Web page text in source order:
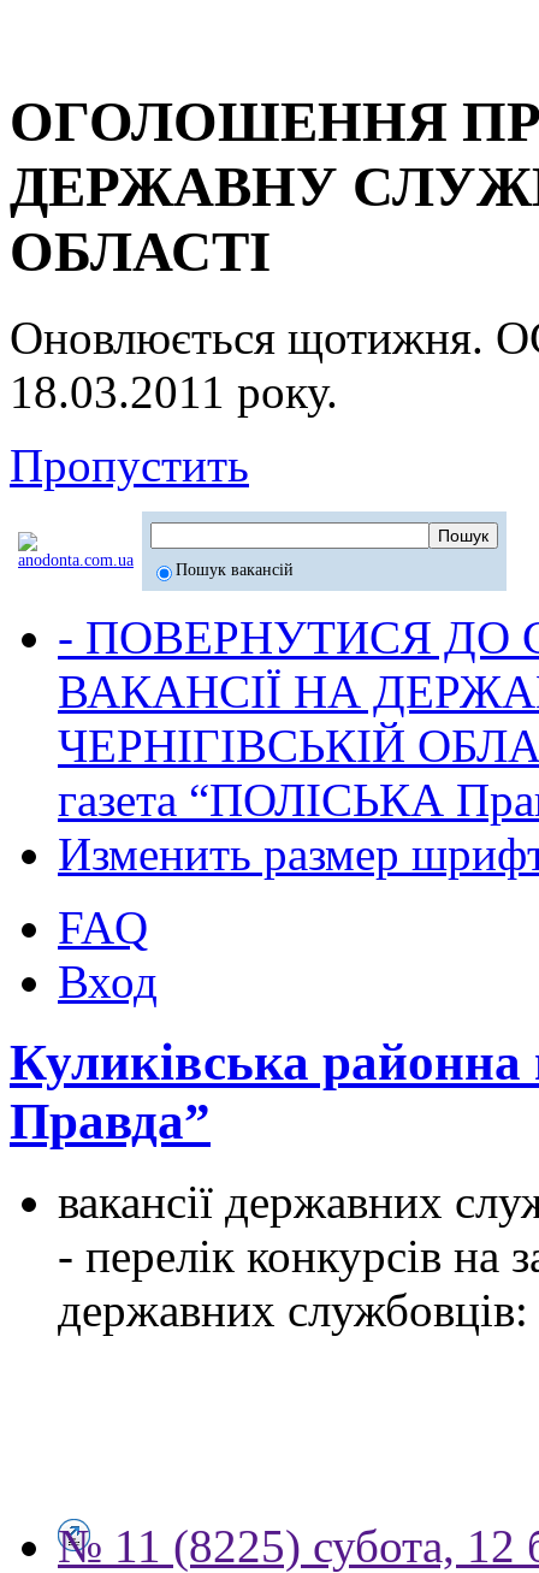
ОГОЛОШЕННЯ
ДЕРЖАВНУ
ОБЛАСТІ
Оновлюється
18.03.2011 року.
Пропустить
Пошук вакансій
- ПОВЕРНУТИСЯ ДО
ВАКАНСІЇ НА
ЧЕРНІГІВСЬКІЙ
газета “ПОЛІСЬКА
Изменить размер
FAQ
Вход
Куликівська
Правда”
вакансії державних
- перелік конкурсів на
державних службовців:
№ 11 (8225) субота, 12